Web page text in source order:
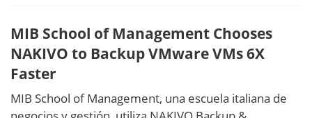
MIB School of Management Chooses
NAKIVO to Backup VMware VMs 6X
Faster
MIB School of Management, una escuela italiana de